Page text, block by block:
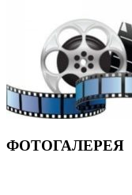
ФОТОГАЛЕРЕЯ